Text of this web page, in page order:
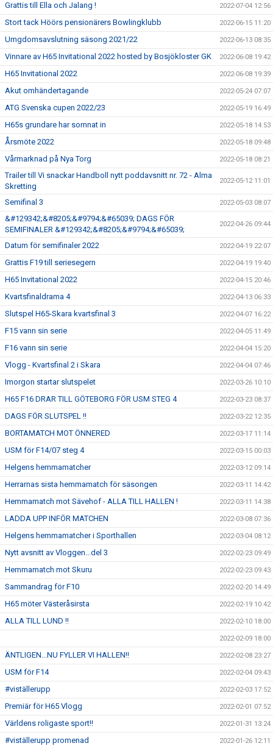
Grattis till Ella och Jalang ! 2022-07-04 12:56
Stort tack Höörs pensionärers Bowlingklubb 2022-06-15 11:20
Umgdomsavslutning säsong 2021/22 2022-06-13 08:35
Vinnare av H65 Invitational 2022 hosted by Bosjökloster GK 2022-06-08 19:42
H65 Invitational 2022 2022-06-08 19:39
Akut omhändertagande 2022-05-24 07:07
ATG Svenska cupen 2022/23 2022-05-19 16:49
H65s grundare har somnat in 2022-05-18 14:53
Årsmöte 2022 2022-05-18 09:48
Vårmarknad på Nya Torg 2022-05-18 08:21
Trailer till Vi snackar Handboll nytt poddavsnitt nr. 72 - Alma
Skretting
2022-05-12 11:01
Semifinal 3 2022-05-03 08:07
&#129342;&#8205;&#9794;&#65039; DAGS FÖR
SEMIFINALER &#129342;&#8205;&#9794;&#65039;
2022-04-26 09:44
Datum för semifinaler 2022 2022-04-19 22:07
Grattis F19 till seriesegern 2022-04-19 19:40
H65 Invitational 2022 2022-04-15 20:46
Kvartsfinaldrama 4 2022-04-13 06:33
Slutspel H65-Skara kvartsfinal 3 2022-04-07 16:22
F15 vann sin serie 2022-04-05 11:49
F16 vann sin serie 2022-04-04 15:20
Vlogg - Kvartsfinal 2 i Skara 2022-04-04 07:46
Imorgon startar slutspelet 2022-03-26 10:10
H65 F16 DRAR TILL GÖTEBORG FÖR USM STEG 4 2022-03-23 08:37
DAGS FÖR SLUTSPEL !! 2022-03-22 12:35
BORTAMATCH MOT ÖNNERED 2022-03-17 11:14
USM för F14/07 steg 4 2022-03-15 00:03
Helgens hemmamatcher 2022-03-12 09:14
Herrarnas sista hemmamatch för säsongen 2022-03-11 14:42
Hemmamatch mot Sävehof - ALLA TILL HALLEN ! 2022-03-11 14:38
LADDA UPP INFÖR MATCHEN 2022-03-08 07:36
Helgens hemmamatcher i Sporthallen 2022-03-04 08:12
Nytt avsnitt av Vloggen...del 3 2022-02-23 09:49
Hemmamatch mot Skuru 2022-02-23 09:43
Sammandrag för F10 2022-02-20 14:49
H65 möter Västeråsirsta 2022-02-19 10:42
ALLA TILL LUND !! 2022-02-10 18:00
2022-02-09 18:00
ÄNTLIGEN...NU FYLLER VI HALLEN!! 2022-02-08 23:27
USM för F14 2022-02-04 09:43
#viställerupp 2022-02-03 17:52
Premiär för H65 Vlogg 2022-02-01 07:52
Världens roligaste sport!! 2022-01-31 13:24
#viställerupp promenad 2022-01-26 12:11